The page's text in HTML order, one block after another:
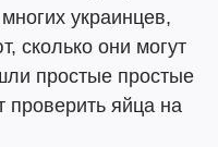
украинцев,
сколько они могут
простые простые
проверить яйца на